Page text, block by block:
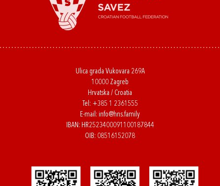
Ulica grada Vukovara 269A
10000 Zagreb
Hrvatska / Croatia
Tel: +385 1 2361555
E-mail: info@hns.family
IBAN: HR2523400091100187844
OIB: 08516152078